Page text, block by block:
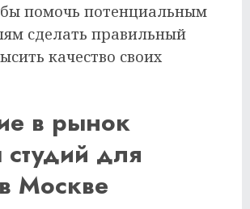
помочь потенциальным
сделать правильный
качество своих
в рынок
для
Москве